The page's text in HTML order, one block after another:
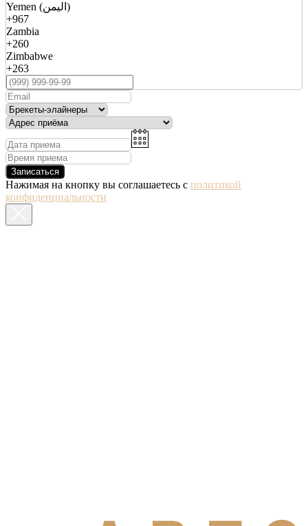
Yemen (اليمن)
+967
Zambia
+260
Zimbabwe
+263
Записаться
Нажимая на кнопку вы соглашаетесь с политикой
конфиденциальности